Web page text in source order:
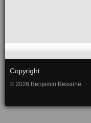
Copyright
© 2026 Benjamin Bessone.